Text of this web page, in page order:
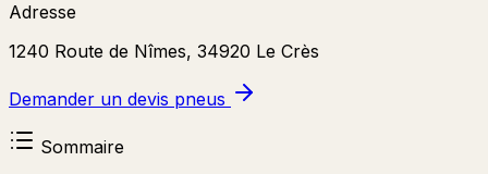
Adresse
1240 Route de Nîmes, 34920 Le Crès
Demander un devis pneus
Sommaire